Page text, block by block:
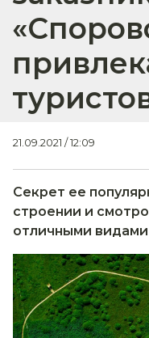
21.09.2021 / 12:09
Секрет ее
строении и
отличными